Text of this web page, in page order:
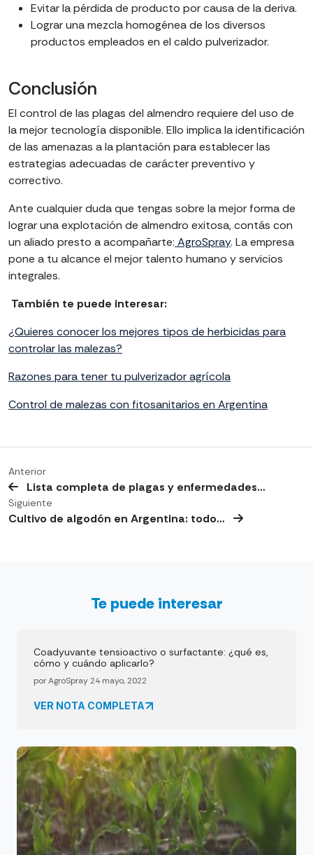
Evitar la pérdida de producto por causa de la deriva.
Lograr una mezcla homogénea de los diversos
productos empleados en el caldo pulverizador.
Conclusión
El control de las plagas del almendro requiere del uso de
la mejor tecnología disponible. Ello implica la identificación
de las amenazas a la plantación para establecer las
estrategias adecuadas de carácter preventivo y
correctivo.
Ante cualquier duda que tengas sobre la mejor forma de
lograr una explotación de almendro exitosa, contás con
un aliado presto a acompañarte: AgroSpray. La empresa
pone a tu alcance el mejor talento humano y servicios
integrales.
También te puede interesar:
¿Quieres conocer los mejores tipos de herbicidas para
controlar las malezas?
Razones para tener tu pulverizador agrícola
Control de malezas con fitosanitarios en Argentina
Anterior
Lista completa de plagas y enfermedades…
Siguiente
Cultivo de algodón en Argentina: todo…
Te puede interesar
Coadyuvante tensioactivo o surfactante: ¿qué es,
cómo y cuándo aplicarlo?
por AgroSpray 24 mayo, 2022
VER NOTA COMPLETA